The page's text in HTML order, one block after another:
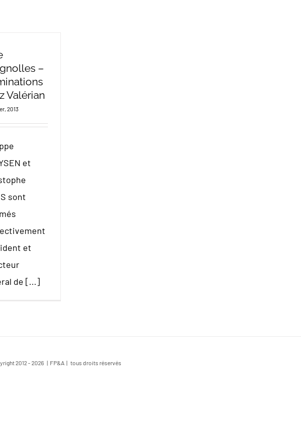
–
Valérian
2013
et
sont
et
de [...]
2012 -2026 | FP&A | tous droits réservés